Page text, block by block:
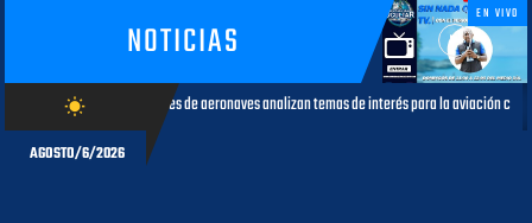
NOTICIAS
EN VIVO
wb_sunny
AGOSTO/6/2026
de aeronaves analizan temas de interés para la aviación civil AGOSTO 05, 2026